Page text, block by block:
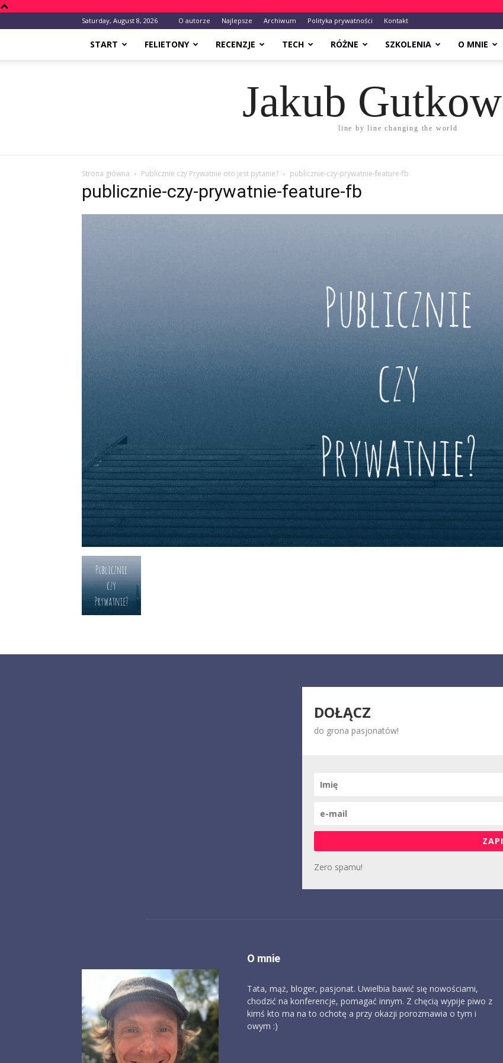
Saturday, August 8, 2026 O autorze Najlepsze Archiwum Polityka prywatności Kontakt
START FELIETONY RECENZJE TECH RÓŻNE SZKOLENIA O MNIE
Jakub
line by line changing the world
Strona główna Publicznie czy Prywatnie oto jest pytanie? publicznie-czy-prywatnie-feature-fb
publicznie-czy-prywatnie-feature-fb
DOŁĄCZ
do grona pasjonatów!
Zero spamu!
O mnie
Tata, mąż, bloger, pasjonat. Uwielbia bawić się nowościami,
chodzić na konferencje, pomagać innym. Z chęcią wypije piwo z
kimś kto ma na to ochotę a przy okazji porozmawia o tym i
owym :)